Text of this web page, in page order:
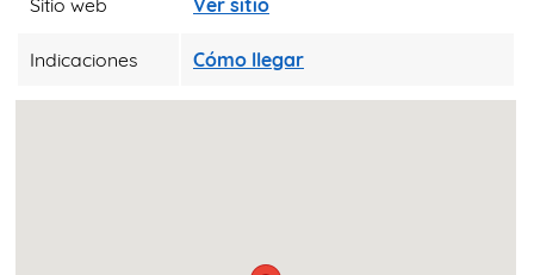
Sitio web Ver sitio
Indicaciones Cómo llegar